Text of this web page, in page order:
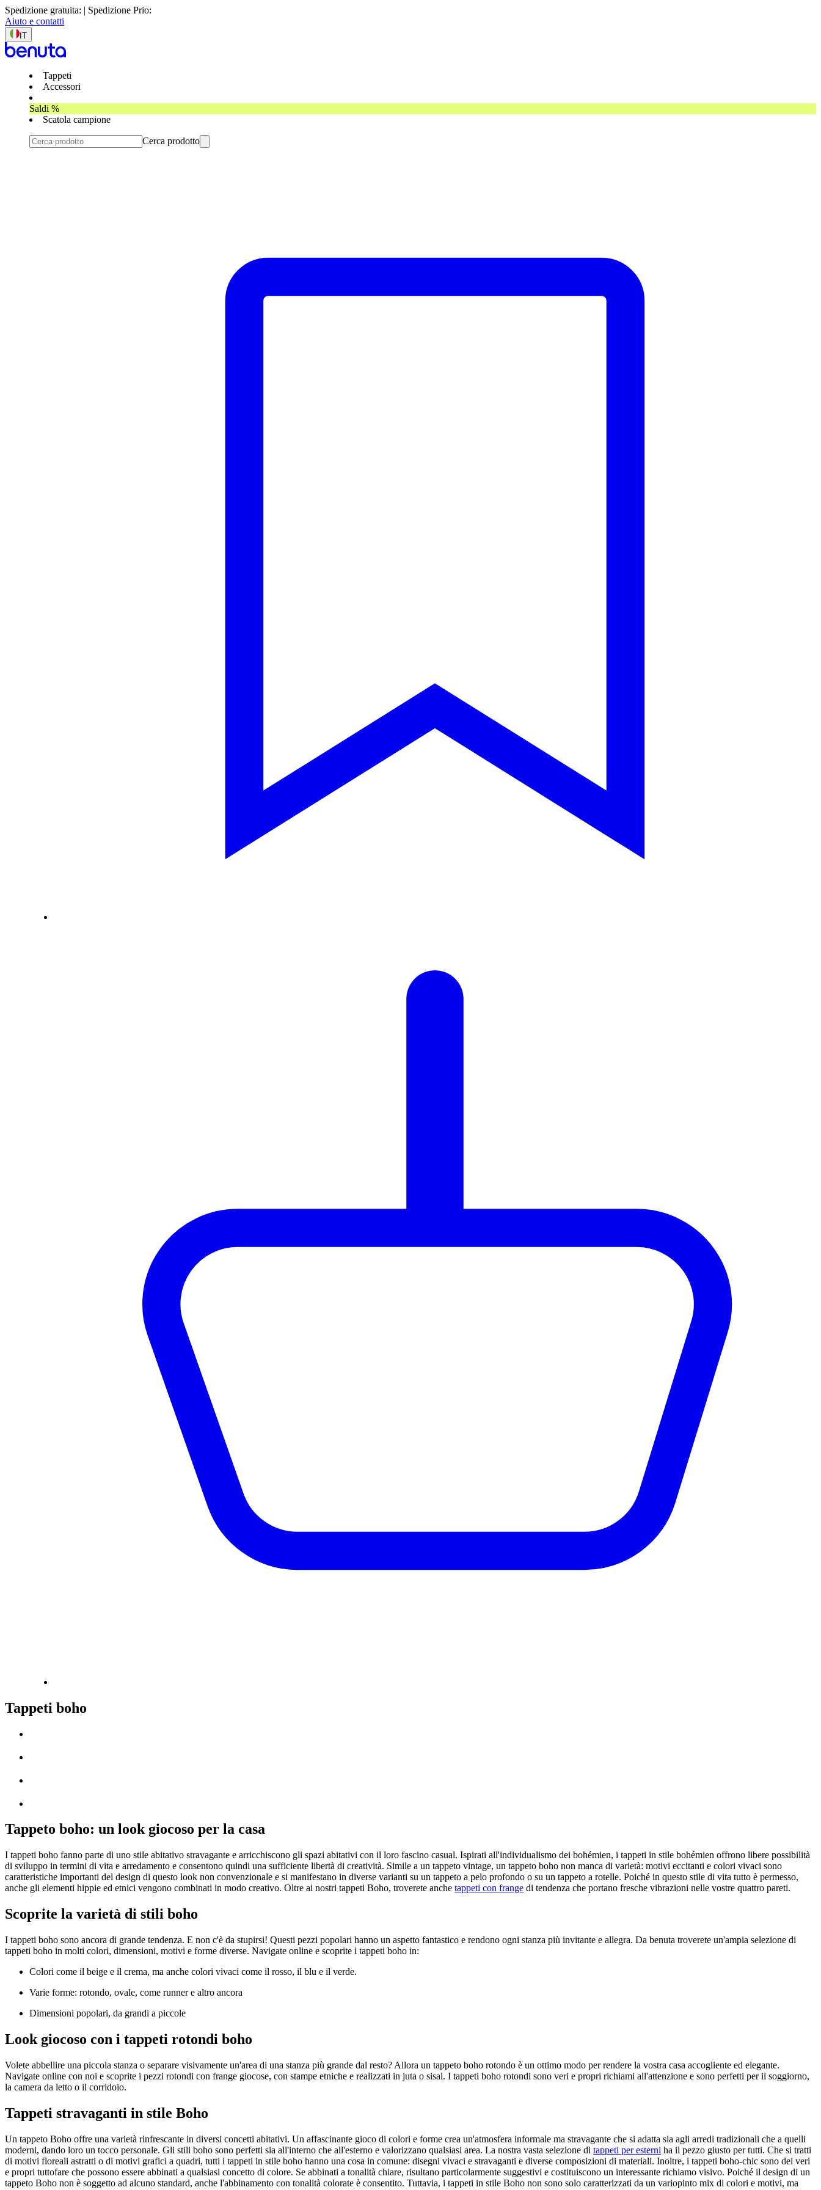
Spedizione gratuita: | Spedizione Prio:
Aiuto e contatti
IT
Tappeti
Accessori
Saldi %
Scatola campione
Cerca prodotto
Tappeti boho
Tappeto boho: un look giocoso per la casa
I tappeti boho fanno parte di uno stile abitativo stravagante e arricchiscono gli spazi abitativi con il loro fascino casual. Ispirati all'individualismo dei bohémien, i tappeti in stile bohémien offrono libere possibilità
di sviluppo in termini di vita e arredamento e consentono quindi una sufficiente libertà di creatività. Simile a un tappeto vintage, un tappeto boho non manca di varietà: motivi eccitanti e colori vivaci sono
caratteristiche importanti del design di questo look non convenzionale e si manifestano in diverse varianti su un tappeto a pelo profondo o su un tappeto a rotelle. Poiché in questo stile di vita tutto è permesso,
anche gli elementi hippie ed etnici vengono combinati in modo creativo. Oltre ai nostri tappeti Boho, troverete anche tappeti con frange di tendenza che portano fresche vibrazioni nelle vostre quattro pareti.
Scoprite la varietà di stili boho
I tappeti boho sono ancora di grande tendenza. E non c'è da stupirsi! Questi pezzi popolari hanno un aspetto fantastico e rendono ogni stanza più invitante e allegra. Da benuta troverete un'ampia selezione di
tappeti boho in molti colori, dimensioni, motivi e forme diverse. Navigate online e scoprite i tappeti boho in:
Colori come il beige e il crema, ma anche colori vivaci come il rosso, il blu e il verde.
Varie forme: rotondo, ovale, come runner e altro ancora
Dimensioni popolari, da grandi a piccole
Look giocoso con i tappeti rotondi boho
Volete abbellire una piccola stanza o separare visivamente un'area di una stanza più grande dal resto? Allora un tappeto boho rotondo è un ottimo modo per rendere la vostra casa accogliente ed elegante.
Navigate online con noi e scoprite i pezzi rotondi con frange giocose, con stampe etniche e realizzati in juta o sisal. I tappeti boho rotondi sono veri e propri richiami all'attenzione e sono perfetti per il soggiorno,
la camera da letto o il corridoio.
Tappeti stravaganti in stile Boho
Un tappeto Boho offre una varietà rinfrescante in diversi concetti abitativi. Un affascinante gioco di colori e forme crea un'atmosfera informale ma stravagante che si adatta sia agli arredi tradizionali che a quelli
moderni, dando loro un tocco personale. Gli stili boho sono perfetti sia all'interno che all'esterno e valorizzano qualsiasi area. La nostra vasta selezione di tappeti per esterni ha il pezzo giusto per tutti. Che si tratti
di motivi floreali astratti o di motivi grafici a quadri, tutti i tappeti in stile boho hanno una cosa in comune: disegni vivaci e stravaganti e diverse composizioni di materiali. Inoltre, i tappeti boho-chic sono dei veri
e propri tuttofare che possono essere abbinati a qualsiasi concetto di colore. Se abbinati a tonalità chiare, risultano particolarmente suggestivi e costituiscono un interessante richiamo visivo. Poiché il design di un
tappeto Boho non è soggetto ad alcuno standard, anche l'abbinamento con tonalità colorate è consentito. Tuttavia, i tappeti in stile Boho non sono solo caratterizzati da un variopinto mix di colori e motivi, ma